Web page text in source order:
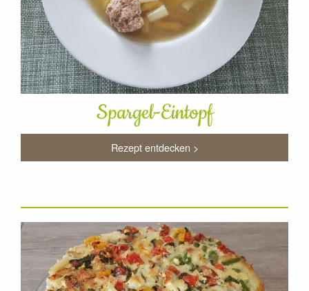
Spargel-Eintopf
Rezept entdecken >